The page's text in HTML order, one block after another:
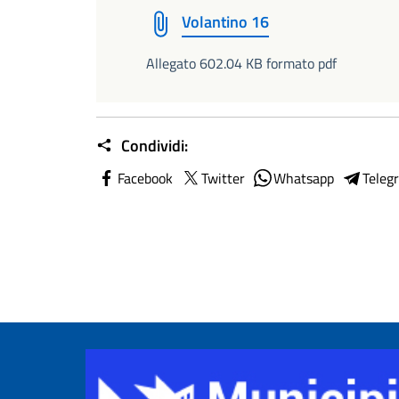
Volantino 16
Allegato 602.04 KB formato pdf
Condividi:
Facebook Twitter Whatsapp